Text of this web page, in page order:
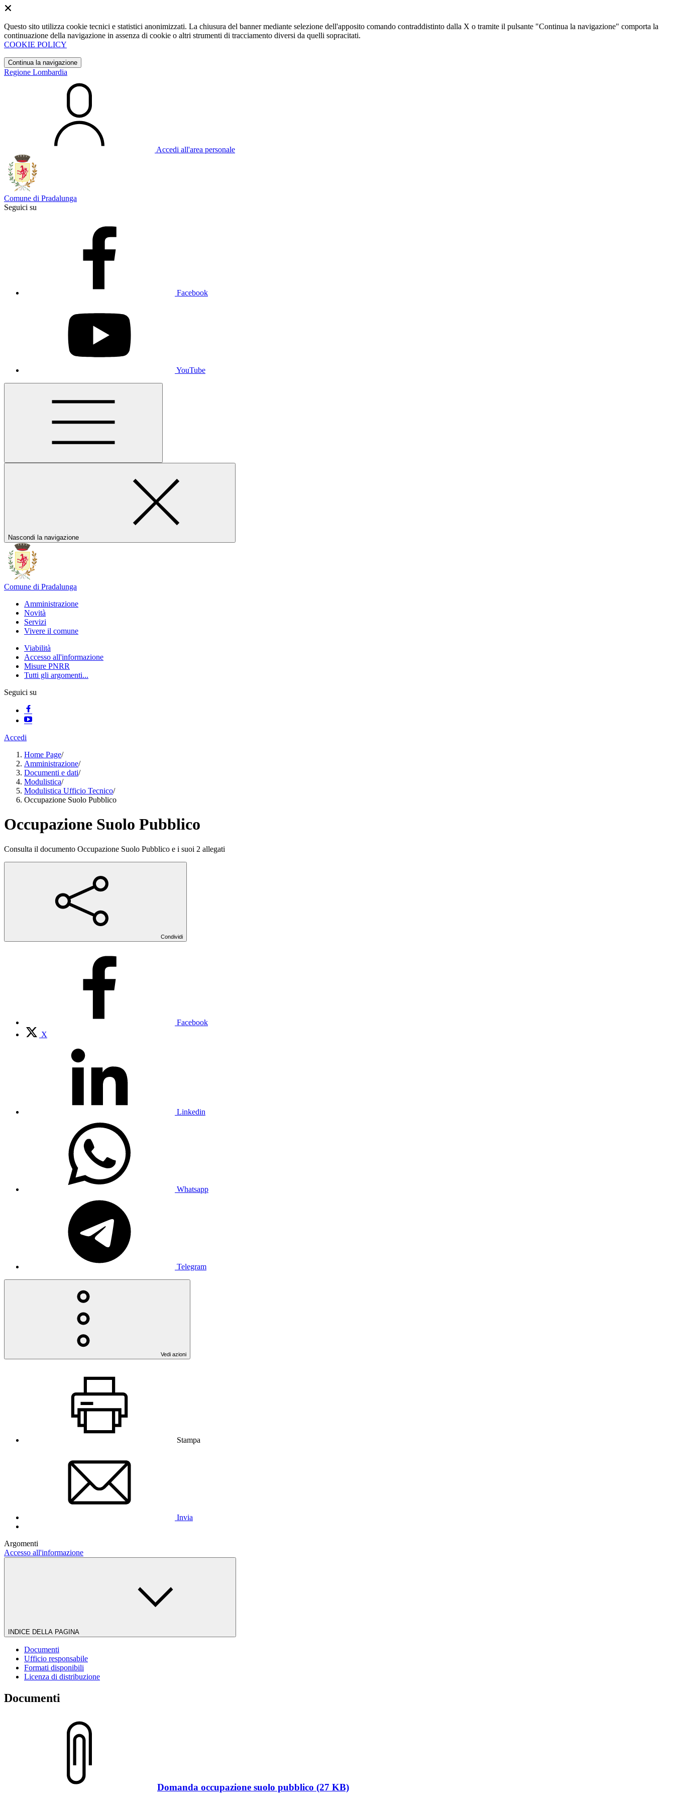
Questo sito utilizza cookie tecnici e statistici anonimizzati. La chiusura del banner mediante selezione dell'apposito comando contraddistinto dalla X o tramite il pulsante "Continua la navigazione" comporta la
continuazione della navigazione in assenza di cookie o altri strumenti di tracciamento diversi da quelli sopracitati.
COOKIE POLICY
Continua la navigazione
Regione Lombardia
Accedi all'area personale
Comune di Pradalunga
Seguici su
Facebook
YouTube
Nascondi la navigazione
Comune di Pradalunga
Amministrazione
Novità
Servizi
Vivere il comune
Viabilità
Accesso all'informazione
Misure PNRR
Tutti gli argomenti...
Seguici su
Accedi
Home Page/
Amministrazione/
Documenti e dati/
Modulistica/
Modulistica Ufficio Tecnico/
Occupazione Suolo Pubblico
Occupazione Suolo Pubblico
Consulta il documento Occupazione Suolo Pubblico e i suoi 2 allegati
Condividi
Facebook
X
Linkedin
Whatsapp
Telegram
Vedi azioni
Stampa
Invia
Argomenti
Accesso all'informazione
INDICE DELLA PAGINA
Documenti
Ufficio responsabile
Formati disponibili
Licenza di distribuzione
Documenti
Domanda occupazione suolo pubblico (27 KB)